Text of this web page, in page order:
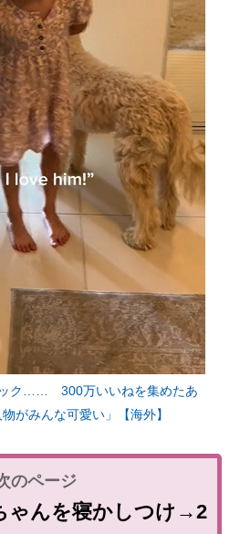
ック…… 300万いいねを集めたあ
がみんな可愛い」【海外】
ゃんを寝かしつけ→2